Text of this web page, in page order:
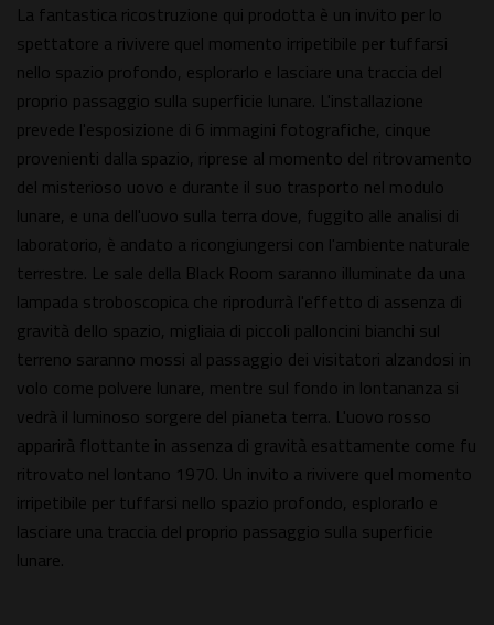
La fantastica ricostruzione qui prodotta è un invito per lo
spettatore a rivivere quel momento irripetibile per tuffarsi
nello spazio profondo, esplorarlo e lasciare una traccia del
proprio passaggio sulla superficie lunare. L'installazione
prevede l'esposizione di 6 immagini fotografiche, cinque
provenienti dalla spazio, riprese al momento del ritrovamento
del misterioso uovo e durante il suo trasporto nel modulo
lunare, e una dell'uovo sulla terra dove, fuggito alle analisi di
laboratorio, è andato a ricongiungersi con l'ambiente naturale
terrestre. Le sale della Black Room saranno illuminate da una
lampada stroboscopica che riprodurrà l'effetto di assenza di
gravità dello spazio, migliaia di piccoli palloncini bianchi sul
terreno saranno mossi al passaggio dei visitatori alzandosi in
volo come polvere lunare, mentre sul fondo in lontananza si
vedrà il luminoso sorgere del pianeta terra. L'uovo rosso
apparirà flottante in assenza di gravità esattamente come fu
ritrovato nel lontano 1970. Un invito a rivivere quel momento
irripetibile per tuffarsi nello spazio profondo, esplorarlo e
lasciare una traccia del proprio passaggio sulla superficie
lunare.